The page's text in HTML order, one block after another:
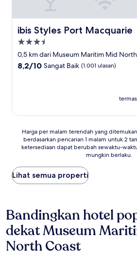
ibis Styles Port Macquarie
ibis Styles Port Macquarie
Properti
bintang
3.5
0,5 km dari Museum Maritim Mid
8.2
ulasan)
8,2/10 Sangat Baik (1.001 ulasan)
Harga
malam
yang
ditemukan
dalam
terakhir
berdasarkan
pencarian
1
malam
Harga per malam terendah yang
berdasarkan pencarian 1 malam untuk 2
ketersediaan dapat berubah sewaktu-
mungkin berlaku.
Lihat semua properti
Bandingkan hotel
dekat Museum
North Coast